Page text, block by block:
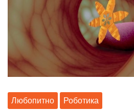
Любопитно Роботика